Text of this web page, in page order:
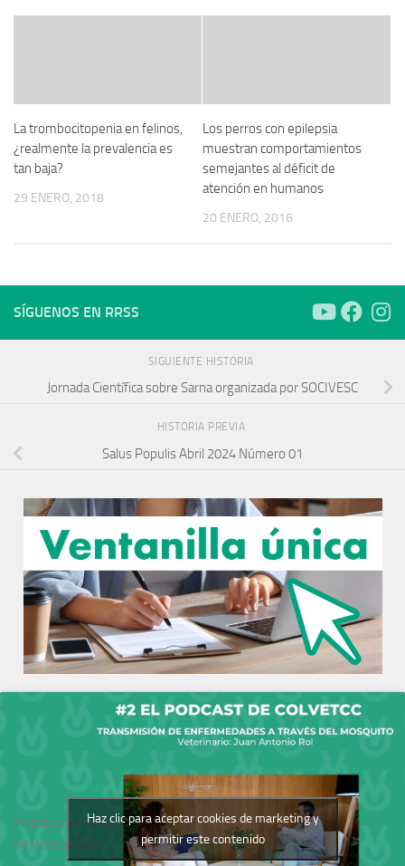
La trombocitopenia en felinos,
¿realmente la prevalencia es
tan baja?
29 ENERO, 2018
Los perros con epilepsia
muestran comportamientos
semejantes al déficit de
atención en humanos
20 ENERO, 2016
SÍGUENOS EN RRSS
SIGUIENTE HISTORIA
Jornada Científica sobre Sarna organizada por SOCIVESC
HISTORIA PREVIA
Salus Populis Abril 2024 Número 01
Podcast del Colegio
de Veterinarios
Haz clic para aceptar cookies de marketing y
permitir este contenido